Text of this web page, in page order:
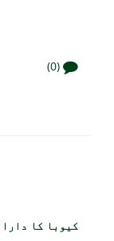
(0)
کیوبا کا